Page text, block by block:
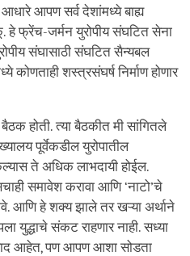
आपण सर्व देशांमध्ये बाह्य
फ्रेंच-जर्मन युरोपीय संघटित सेना
संघासाठी संघटित सैन्यबल
शस्त्रसंघर्ष निर्माण होणार
होती. त्या बैठकीत मी सांगितले
पूर्वेकडील युरोपातील
ते अधिक लाभदायी होईल.
समावेश करावा आणि ‘नाटो’चे
आणि हे शक्य झाले तर खऱ्या अर्थाने
युद्धाचे संकट राहणार नाही. सध्या
आहेत, पण आपण आशा सोडता